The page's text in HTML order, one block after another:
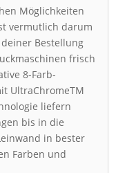
Möglichkeiten
vermutlich darum
Bestellung
frisch
8-Farb-
UltraChromeTM
liefern
bis in die
in bester
Farben und